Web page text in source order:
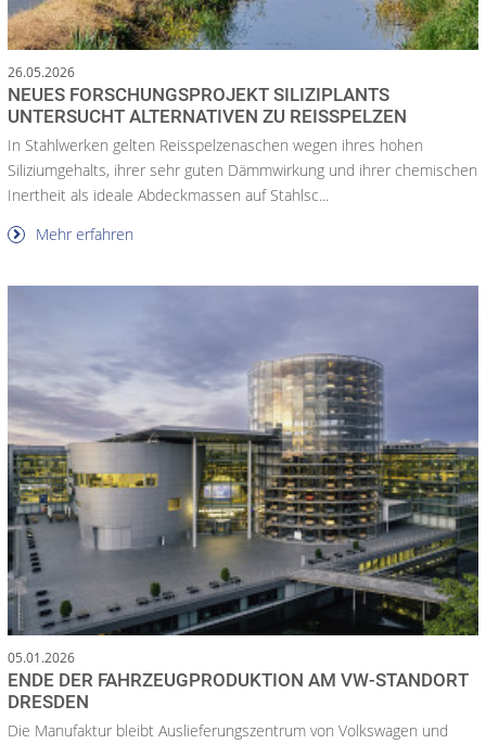
26.05.2026
NEUES FORSCHUNGSPROJEKT SILIZIPLANTS
UNTERSUCHT ALTERNATIVEN ZU REISSPELZEN
In Stahlwerken gelten Reisspelzenaschen wegen ihres hohen
Siliziumgehalts, ihrer sehr guten Dämmwirkung und ihrer chemischen
Inertheit als ideale Abdeckmassen auf Stahlsc...
Mehr erfahren
05.01.2026
ENDE DER FAHRZEUGPRODUKTION AM VW-STANDORT
DRESDEN
Die Manufaktur bleibt Auslieferungszentrum von Volkswagen und